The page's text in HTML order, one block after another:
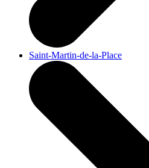
Saint-Martin-de-la-Place